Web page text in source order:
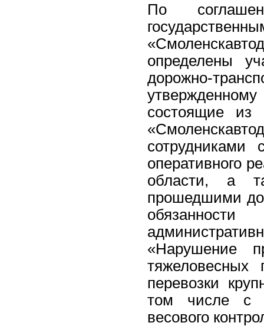
По
определены
дорожно-
состоящие из
оперативного
области, а
прошедшими
«Нарушение
тяжеловесных
перевозки
том числе с
весового